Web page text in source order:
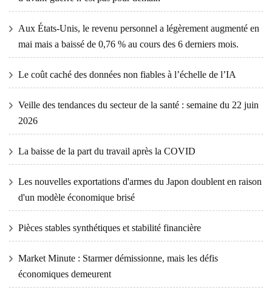
Aux États-Unis, le revenu personnel a légèrement augmenté en
mai mais a baissé de 0,76 % au cours des 6 derniers mois.
Le coût caché des données non fiables à l’échelle de l’IA
Veille des tendances du secteur de la santé : semaine du 22 juin
2026
La baisse de la part du travail après la COVID
Les nouvelles exportations d'armes du Japon doublent en raison
d'un modèle économique brisé
Pièces stables synthétiques et stabilité financière
Market Minute : Starmer démissionne, mais les défis
économiques demeurent